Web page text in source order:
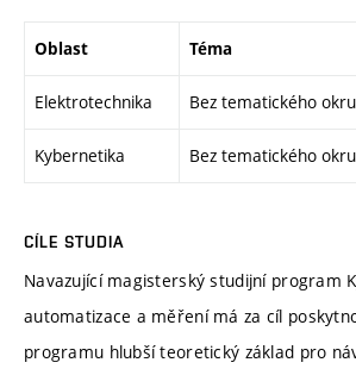
Oblast Téma
Elektrotechnika Bez tematického
Kybernetika Bez tematického
CÍLE STUDIA
Navazující magisterský studijní program
automatizace a měření má za cíl
programu hlubší teoretický základ pro